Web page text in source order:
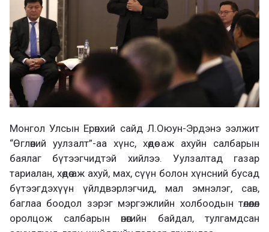
Монгол Улсын Ерөнхий сайд Л.Оюун-Эрдэнэ ээлжит
“Өглөөний уулзалт”-аа хүнс, хөдөө аж ахуйн салбарын
баялаг бүтээгчидтэй хийлээ. Уулзалтад газар
тариалан, хөдөө аж ахуй, мах, сүүн болон хүнсний бусад
бүтээгдэхүүн үйлдвэрлэгчид, мал эмнэлэг, сав,
баглаа боодол зэрэг мэргэжлийн холбоодын төлөөлөл
оролцож салбарын өнөөгийн байдал, тулгамдсан